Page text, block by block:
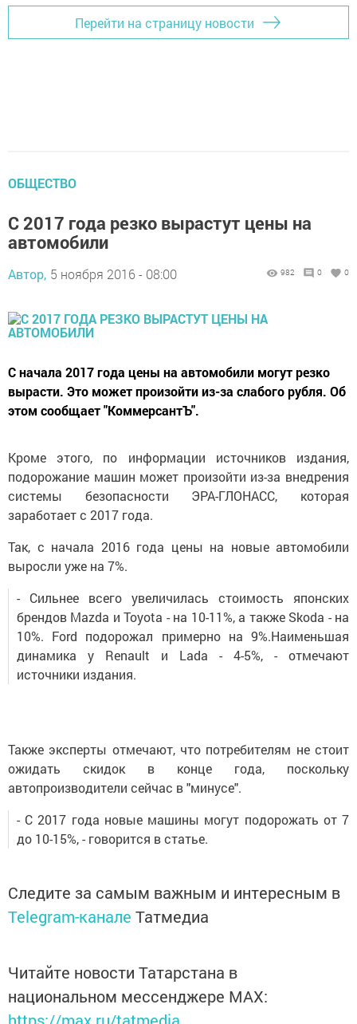
Перейти на страницу новости
ОБЩЕСТВО
С 2017 года резко вырастут цены на
автомобили
Автор, 5 ноября 2016 - 08:00 982 0 0
С начала 2017 года цены на автомобили могут резко
вырасти. Это может произойти из-за слабого рубля. Об
этом сообщает "КоммерсантЪ".
Кроме этого, по информации источников издания,
подорожание машин может произойти из-за внедрения
системы безопасности ЭРА-ГЛОНАСС, которая
заработает с 2017 года.
Так, с начала 2016 года цены на новые автомобили
выросли уже на 7%.
- Сильнее всего увеличилась стоимость японских
брендов Mazda и Toyota - на 10-11%, а также Skoda - на
10%. Ford подорожал примерно на 9%.Наименьшая
динамика у Renault и Lada - 4-5%, - отмечают
источники издания.
Также эксперты отмечают, что потребителям не стоит
ожидать скидок в конце года, поскольку
автопроизводители сейчас в "минусе".
- С 2017 года новые машины могут подорожать от 7
до 10-15%, - говорится в статье.
Следите за самым важным и интересным в
Telegram-канале Татмедиа
Читайте новости Татарстана в
национальном мессенджере MАХ: